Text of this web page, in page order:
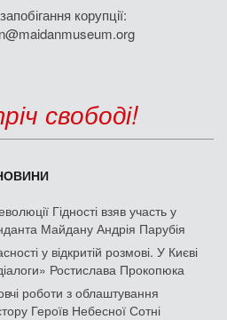
корупції:
свободі!
Гідності взяв участь у
Майдану Андрія Парубія
у відкритій розмові. У Києві
Ростислава Прокопюка
роботи з облаштування
Героїв Небесної Сотні